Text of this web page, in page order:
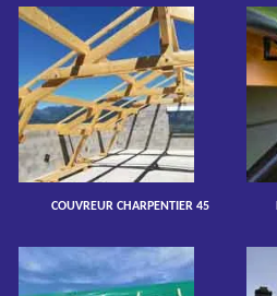
COUVREUR CHARPENTIER 45